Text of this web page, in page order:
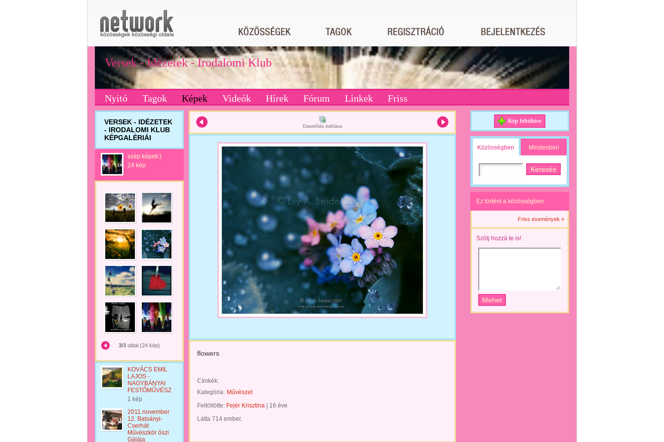
Versek - Idézetek - Irodalomi Klub
Nyitó Tagok Képek Videók Hírek Fórum Linkek Friss
VERSEK - IDÉZETEK
- IRODALOMI KLUB
KÉPGALÉRIÁI
szép képek:)
24 kép
3/3 oldal (24 kép)
KOVÁCS EMIL
LAJOS -
NAGYBÁNYAI
FESTŐMŰVÉSZ
1 kép
2011.november
12. Batsányi-
Cserhát
Művészkör őszi
Gálája
Diavetítés indítása
flowers
Címkék:
Kategória: Művészet
Feltöltötte: Fejér Krisztina
16 éve
Látta 714 ember.
Kép feltöltése
Közösségben Mindenben
Ez történt a közösségben:
Friss események »
Szólj hozzá te is!